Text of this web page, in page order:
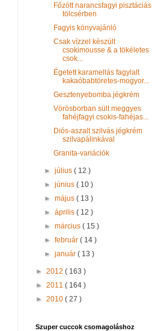
Főzött narancsfagyi pisztáciás
tölcsérben
Fagyis könyvajánló
Csak vízzel készült
csokimousse & a tökéletes
csok...
Égetett karamellás fagylalt
kakaóbabtöretes-mogyor...
Gesztenyebomba jégkrém
Vörösborban sült meggyes
fahéjfagyi csokis-fahéjas...
Diós-aszalt szilvás jégkrém
szilvapálinkával
Granita-variációk
►július( 12 )
►június( 10 )
►május( 13 )
►április( 12 )
►március( 15 )
►február( 14 )
►január( 13 )
► 2012 ( 163 )
► 2011 ( 164 )
► 2010 ( 27 )
Szuper cuccok csomagoláshoz